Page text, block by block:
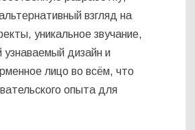
взгляд на
уникальное звучание,
узнаваемый дизайн и
лицо во всём, что
опыта для